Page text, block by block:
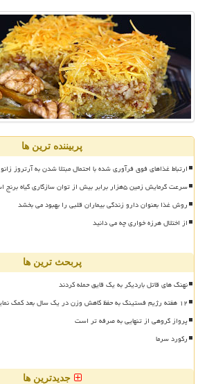
پربیننده ترین ها
ارتباط غذاهای فوق فرآوری شده با احتمال مبتلا شدن به آرتروز زانو
سرعت گرمایش زمین ۵هزار برابر بیش از توان سازگاری گیاه برنج است
روش غذا بعنوان دارو زندگی بیماران قلبی را بهبود می بخشد
از اختلال هرزه خواری چه می دانید
پربحث ترین ها
نهنگ های قاتل باردیگر به یک قایق حمله کردند
۱۲ هفته رژیم فستینگ به حفظ کاهش وزن در یک سال بعد کمک نماید
پرواز گروهی از تنهایی به صرفه تر است
رکورد سرما
جدیدترین ها